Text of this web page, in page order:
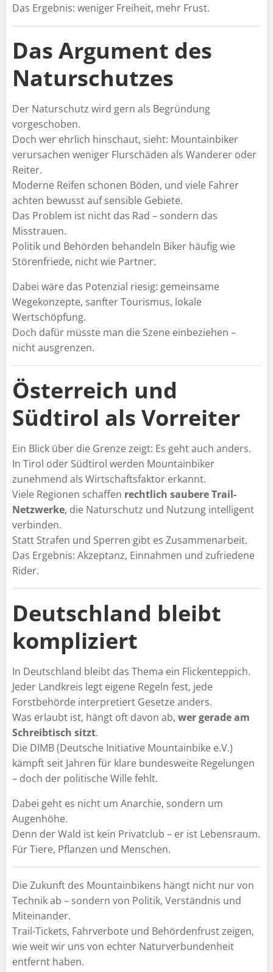
Das Ergebnis: weniger Freiheit, mehr Frust.
Das Argument des
Naturschutzes
Der Naturschutz wird gern als Begründung
vorgeschoben.
Doch wer ehrlich hinschaut, sieht: Mountainbiker
verursachen weniger Flurschäden als Wanderer oder
Reiter.
Moderne Reifen schonen Böden, und viele Fahrer
achten bewusst auf sensible Gebiete.
Das Problem ist nicht das Rad – sondern das
Misstrauen.
Politik und Behörden behandeln Biker häufig wie
Störenfriede, nicht wie Partner.
Dabei wäre das Potenzial riesig: gemeinsame
Wegekonzepte, sanfter Tourismus, lokale
Wertschöpfung.
Doch dafür müsste man die Szene einbeziehen –
nicht ausgrenzen.
Österreich und
Südtirol als Vorreiter
Ein Blick über die Grenze zeigt: Es geht auch anders.
In Tirol oder Südtirol werden Mountainbiker
zunehmend als Wirtschaftsfaktor erkannt.
Viele Regionen schaffen rechtlich saubere Trail-
Netzwerke, die Naturschutz und Nutzung intelligent
verbinden.
Statt Strafen und Sperren gibt es Zusammenarbeit.
Das Ergebnis: Akzeptanz, Einnahmen und zufriedene
Rider.
Deutschland bleibt
kompliziert
In Deutschland bleibt das Thema ein Flickenteppich.
Jeder Landkreis legt eigene Regeln fest, jede
Forstbehörde interpretiert Gesetze anders.
Was erlaubt ist, hängt oft davon ab, wer gerade am
Schreibtisch sitzt.
Die DIMB (Deutsche Initiative Mountainbike e.V.)
kämpft seit Jahren für klare bundesweite Regelungen
– doch der politische Wille fehlt.
Dabei geht es nicht um Anarchie, sondern um
Augenhöhe.
Denn der Wald ist kein Privatclub – er ist Lebensraum.
Für Tiere, Pflanzen und Menschen.
Die Zukunft des Mountainbikens hängt nicht nur von
Technik ab – sondern von Politik, Verständnis und
Miteinander.
Trail-Tickets, Fahrverbote und Behördenfrust zeigen,
wie weit wir uns von echter Naturverbundenheit
entfernt haben.